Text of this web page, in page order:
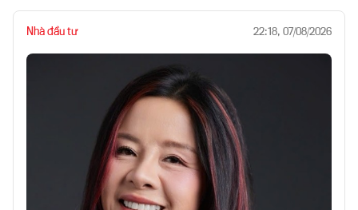
Nhà đầu tư 22:18, 07/08/2026